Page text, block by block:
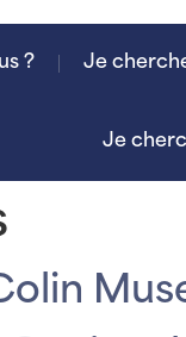
? Je
Je